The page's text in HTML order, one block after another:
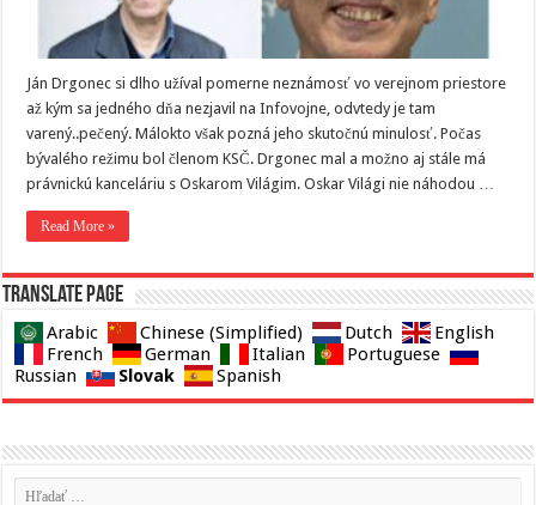
Ján Drgonec si dlho užíval pomerne neznámosť vo verejnom priestore
až kým sa jedného dňa nezjavil na Infovojne, odvtedy je tam
varený..pečený. Málokto však pozná jeho skutočnú minulosť. Počas
bývalého režimu bol členom KSČ. Drgonec mal a možno aj stále má
právnickú kanceláriu s Oskarom Világim. Oskar Világi nie náhodou …
Read More »
Translate page
Arabic Chinese (Simplified) Dutch
English
French
German Italian
Portuguese
Russian
Slovak Spanish